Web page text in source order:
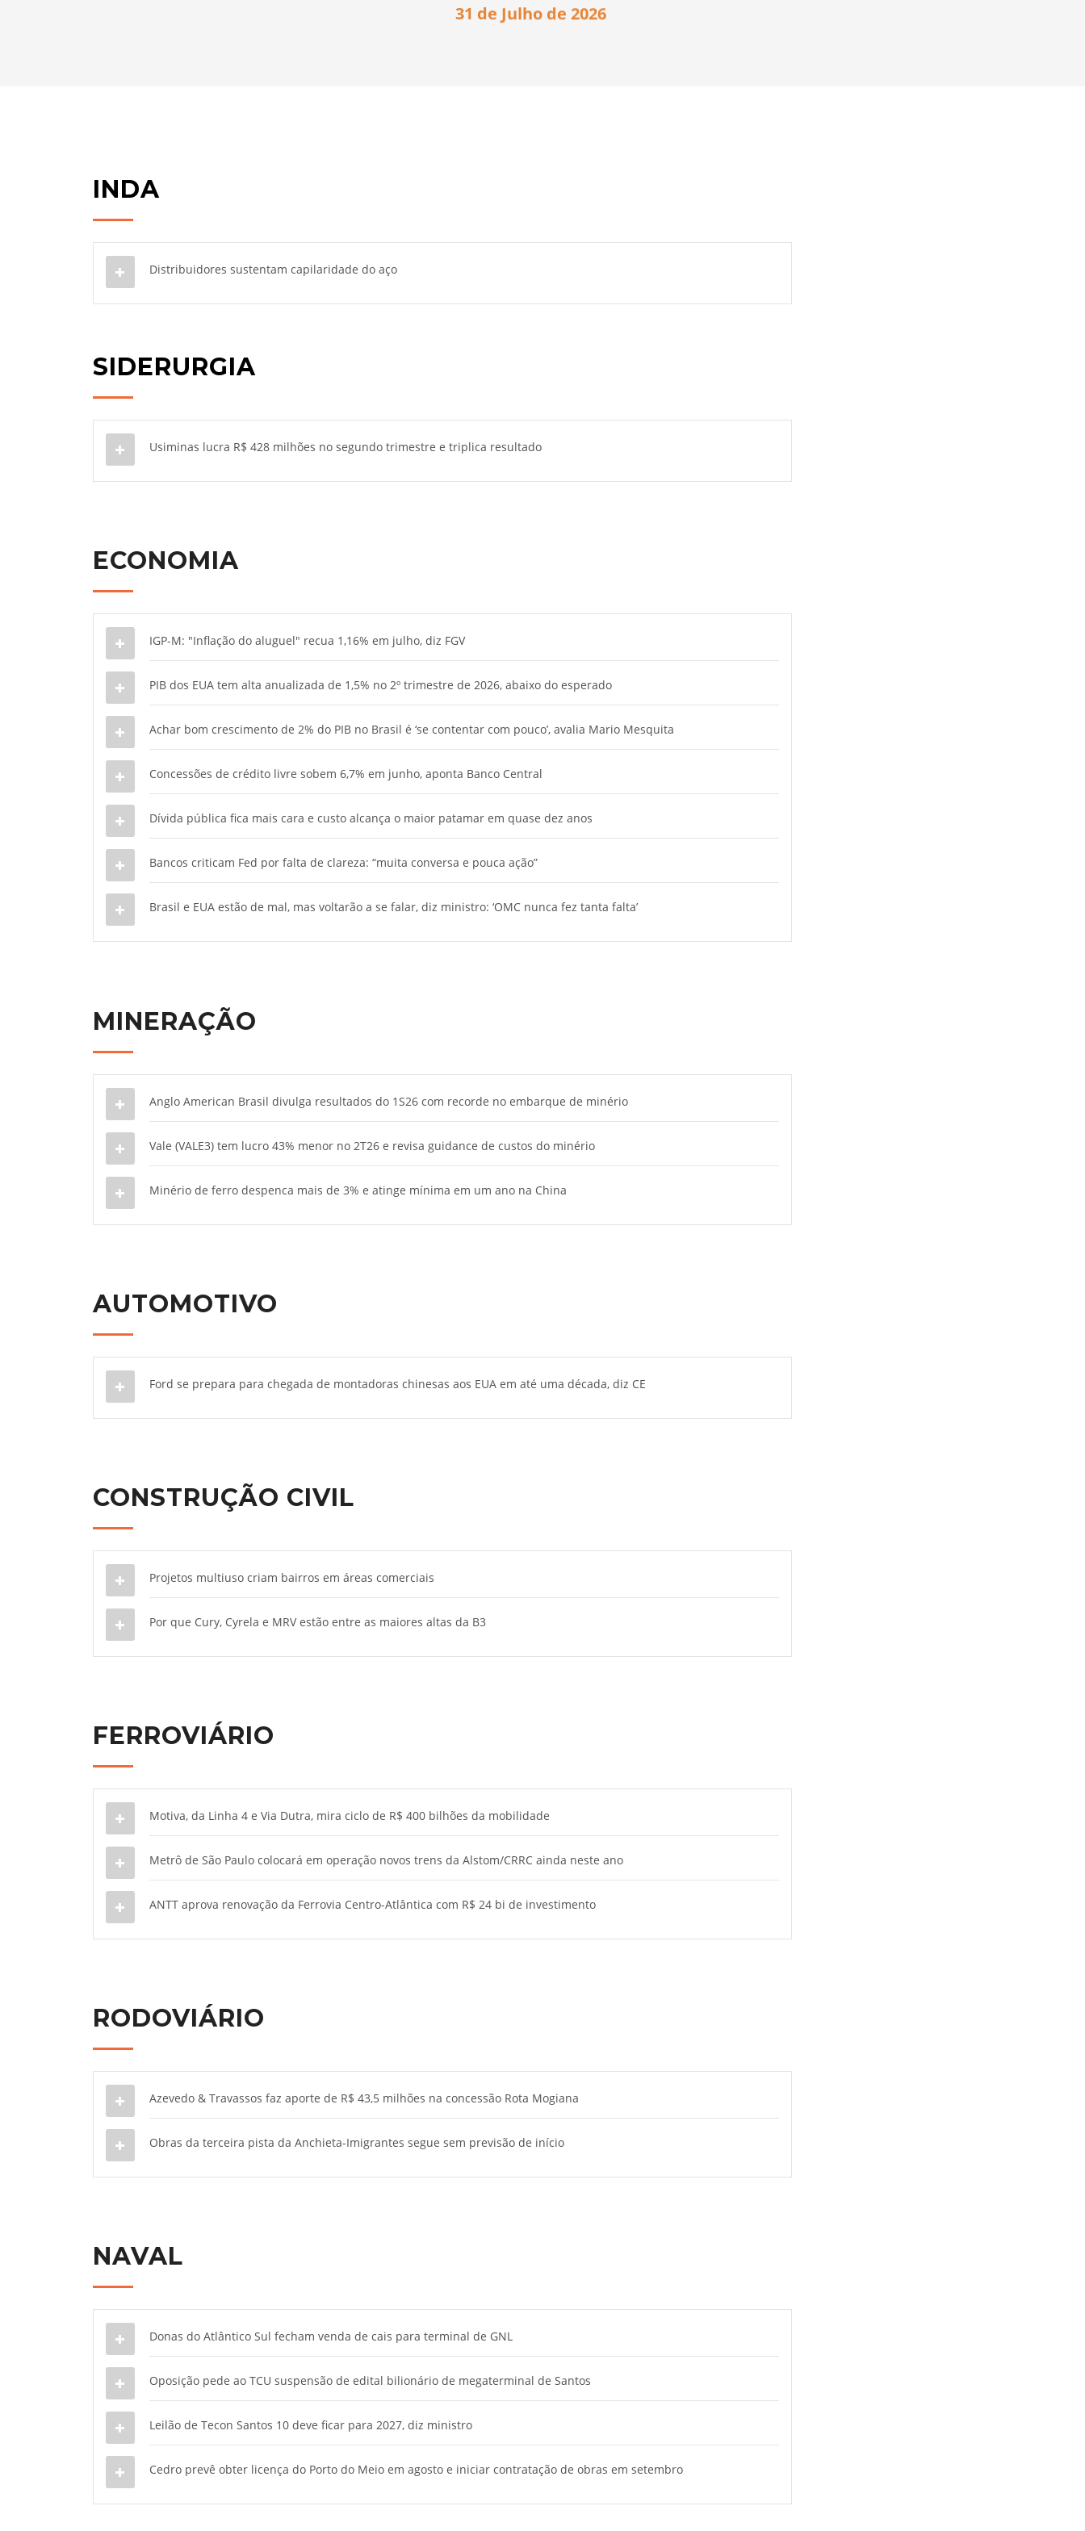
31 de Julho de 2026
INDA
Distribuidores sustentam capilaridade do aço
SIDERURGIA
Usiminas lucra R$ 428 milhões no segundo trimestre e triplica resultado
ECONOMIA
IGP-M: "Inflação do aluguel" recua 1,16% em julho, diz FGV
PIB dos EUA tem alta anualizada de 1,5% no 2º trimestre de 2026, abaixo do esperado
Achar bom crescimento de 2% do PIB no Brasil é ‘se contentar com pouco’, avalia Mario Mesquita
Concessões de crédito livre sobem 6,7% em junho, aponta Banco Central
Dívida pública fica mais cara e custo alcança o maior patamar em quase dez anos
Bancos criticam Fed por falta de clareza: “muita conversa e pouca ação”
Brasil e EUA estão de mal, mas voltarão a se falar, diz ministro: ‘OMC nunca fez tanta falta’
MINERAÇÃO
Anglo American Brasil divulga resultados do 1S26 com recorde no embarque de minério
Vale (VALE3) tem lucro 43% menor no 2T26 e revisa guidance de custos do minério
Minério de ferro despenca mais de 3% e atinge mínima em um ano na China
AUTOMOTIVO
Ford se prepara para chegada de montadoras chinesas aos EUA em até uma década, diz CE
CONSTRUÇÃO CIVIL
Projetos multiuso criam bairros em áreas comerciais
Por que Cury, Cyrela e MRV estão entre as maiores altas da B3
FERROVIÁRIO
Motiva, da Linha 4 e Via Dutra, mira ciclo de R$ 400 bilhões da mobilidade
Metrô de São Paulo colocará em operação novos trens da Alstom/CRRC ainda neste ano
ANTT aprova renovação da Ferrovia Centro-Atlântica com R$ 24 bi de investimento
RODOVIÁRIO
Azevedo & Travassos faz aporte de R$ 43,5 milhões na concessão Rota Mogiana
Obras da terceira pista da Anchieta-Imigrantes segue sem previsão de início
NAVAL
Donas do Atlântico Sul fecham venda de cais para terminal de GNL
Oposição pede ao TCU suspensão de edital bilionário de megaterminal de Santos
Leilão de Tecon Santos 10 deve ficar para 2027, diz ministro
Cedro prevê obter licença do Porto do Meio em agosto e iniciar contratação de obras em setembro